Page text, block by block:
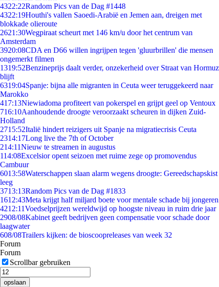
4322:22Random Pics van de Dag #1448
4322:19Houthi's vallen Saoedi-Arabië en Jemen aan, dreigen met
blokkade olieroute
2621:30Wegpiraat scheurt met 146 km/u door het centrum van
Amsterdam
3920:08CDA en D66 willen ingrijpen tegen 'gluurbrillen' die mensen
ongemerkt filmen
1319:52Benzineprijs daalt verder, onzekerheid over Straat van Hormuz
blijft
6319:04Spanje: bijna alle migranten in Ceuta weer teruggekeerd naar
Marokko
417:13Niewiadoma profiteert van pokerspel en grijpt geel op Ventoux
716:10Aanhoudende droogte veroorzaakt scheuren in dijken Zuid-
Holland
2715:52Italië hindert reizigers uit Spanje na migratiecrisis Ceuta
2314:17Long live the 7th of October
214:11Nieuw te streamen in augustus
114:08Excelsior opent seizoen met ruime zege op promovendus
Cambuur
6013:58Waterschappen slaan alarm wegens droogte: Gereedschapskist
leeg
3713:13Random Pics van de Dag #1833
1612:43Meta krijgt half miljard boete voor mentale schade bij jongeren
4212:11Voedselprijzen wereldwijd op hoogste niveau in ruim drie jaar
2908/08Kabinet geeft bedrijven geen compensatie voor schade door
laagwater
608/08Trailers kijken: de bioscoopreleases van week 32
Forum
Forum
Scrollbar gebruiken
opslaan